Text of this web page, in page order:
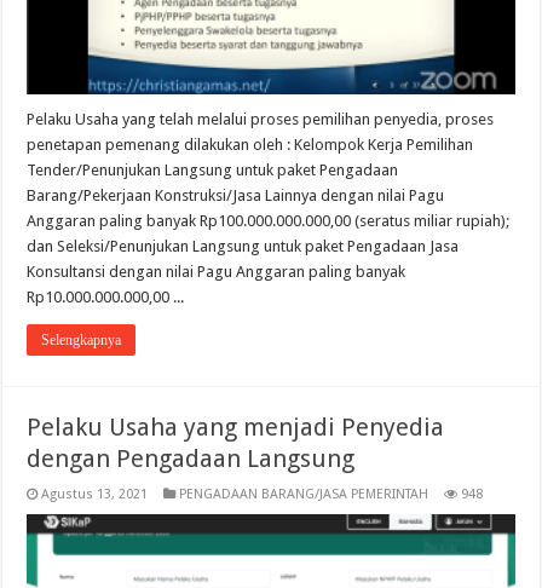
Pelaku Usaha yang telah melalui proses pemilihan penyedia, proses
penetapan pemenang dilakukan oleh : Kelompok Kerja Pemilihan
Tender/Penunjukan Langsung untuk paket Pengadaan
Barang/Pekerjaan Konstruksi/Jasa Lainnya dengan nilai Pagu
Anggaran paling banyak Rp100.000.000.000,00 (seratus miliar rupiah);
dan Seleksi/Penunjukan Langsung untuk paket Pengadaan Jasa
Konsultansi dengan nilai Pagu Anggaran paling banyak
Rp10.000.000.000,00 ...
Selengkapnya
Pelaku Usaha yang menjadi Penyedia
dengan Pengadaan Langsung
Agustus 13, 2021 PENGADAAN BARANG/JASA PEMERINTAH 948